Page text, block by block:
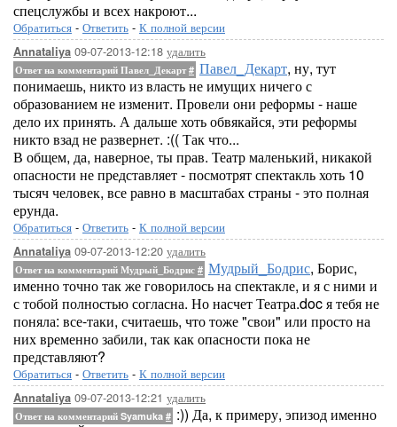
спецслужбы и всех накроют...
Обратиться - Ответить - К полной версии
Annataliya 09-07-2013-12:18 удалить
Ответ на комментарий Павел_Декарт# Павел_Декарт, ну, тут
понимаешь, никто из власть не имущих ничего с
образованием не изменит. Провели они реформы - наше
дело их принять. А дальше хоть обвякайся, эти реформы
никто взад не развернет. :(( Так что...
В общем, да, наверное, ты прав. Театр маленький, никакой
опасности не представляет - посмотрят спектакль хоть 10
тысяч человек, все равно в масштабах страны - это полная
ерунда.
Обратиться - Ответить - К полной версии
Annataliya 09-07-2013-12:20 удалить
Ответ на комментарий Мудрый_Бодрис # Мудрый_Бодрис, Борис,
именно точно так же говорилось на спектакле, и я с ними и
с тобой полностью согласна. Но насчет Театра.doc я тебя не
поняла: все-таки, считаешь, что тоже "свои" или просто на
них временно забили, так как опасности пока не
представляют?
Обратиться - Ответить - К полной версии
Annataliya 09-07-2013-12:21 удалить
Ответ на комментарий Syamuka # :)) Да, к примеру, эпизод именно